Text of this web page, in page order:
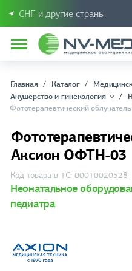
СНГ и другие страны
Главная Каталог
Акушерство и гинекология
Фототерапевтический
Аксион ОФТН-03
Код товара в 1С: 00010020528
Неонатальное
педиатра